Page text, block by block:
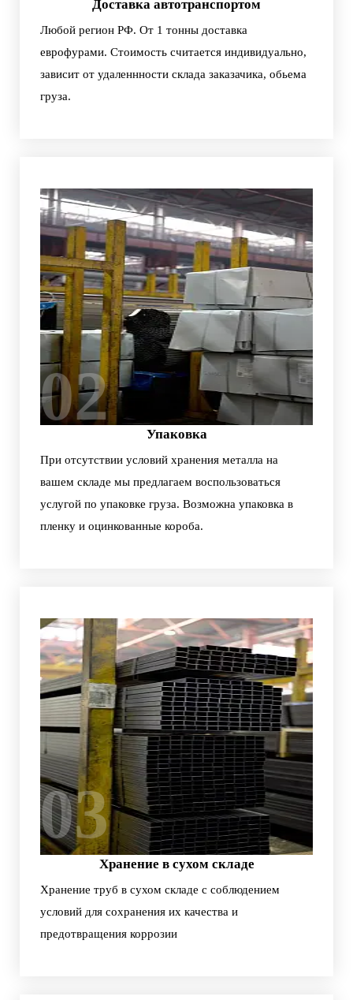
Доставка автотранспортом
Любой регион РФ. От 1 тонны доставка
еврофурами. Стоимость считается индивидуально,
зависит от удаленнности склада заказачика, обьема
груза.
02 Упаковка
При отсутствии условий хранения металла на
вашем складе мы предлагаем воспользоваться
услугой по упаковке груза. Возможна упаковка в
пленку и оцинкованные короба.
03
Хранение в сухом складе
Хранение труб в сухом складе с соблюдением
условий для сохранения их качества и
предотвращения коррозии